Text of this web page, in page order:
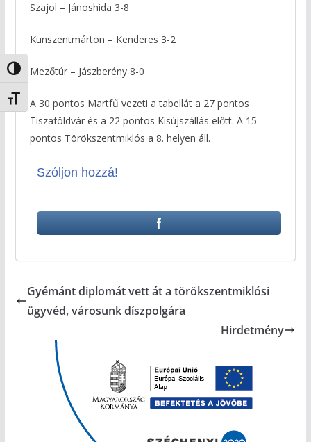
Nagy kontraszt váltása
Betűméret váltása
Szajol – Jánoshida 3-8
Kunszentmárton – Kenderes 3-2
Mezőtúr – Jászberény 8-0
A 30 pontos Martfű vezeti a tabellát a 27 pontos
Tiszaföldvár és a 22 pontos Kisújszállás előtt. A 15
pontos Törökszentmiklós a 8. helyen áll.
Szóljon hozzá!
Gyémánt diplomát vett át a törökszentmiklósi
ügyvéd, városunk díszpolgára
Hirdetmény